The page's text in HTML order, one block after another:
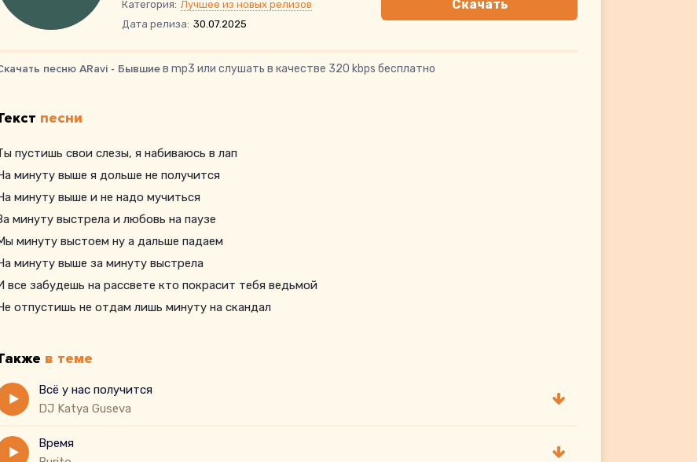
Категория: Лучшее из новых релизов
Дата релиза: 30.07.2025
Скачать
песню ARavi - Бывшиев mp3 или слушать в качестве 320 kbps бесплатно
песни
пустишь свои слезы, я набиваюсь в лап
минуту выше я дольше не получится
минуту выше и не надо мучиться
минуту выстрела и любовь на паузе
минуту выстоем ну а дальше падаем
минуту выше за минуту выстрела
все забудешь на рассвете кто покрасит тебя ведьмой
отпустишь не отдам лишь минуту на скандал
в теме
Всё у нас получится
DJ Katya Guseva
Время